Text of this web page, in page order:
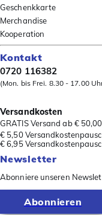
Geschenkkarte
Merchandise
Kooperation
Kontakt
0720 116382
(Mon. bis Frei. 8.30 - 17.00
Versandkosten
GRATIS Versand ab €
€ 5,50
€ 6,95
Newsletter
Abonniere unseren
Abonnieren